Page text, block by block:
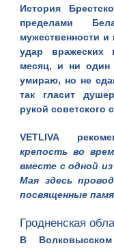
История
пределами
мужественности и
удар вражеских
месяц, и ни один
умираю, но не
так гласит
рукой советского
VETLIVA
крепость во
вместе с одной из
Мая здесь
посвященные
Гродненская
В